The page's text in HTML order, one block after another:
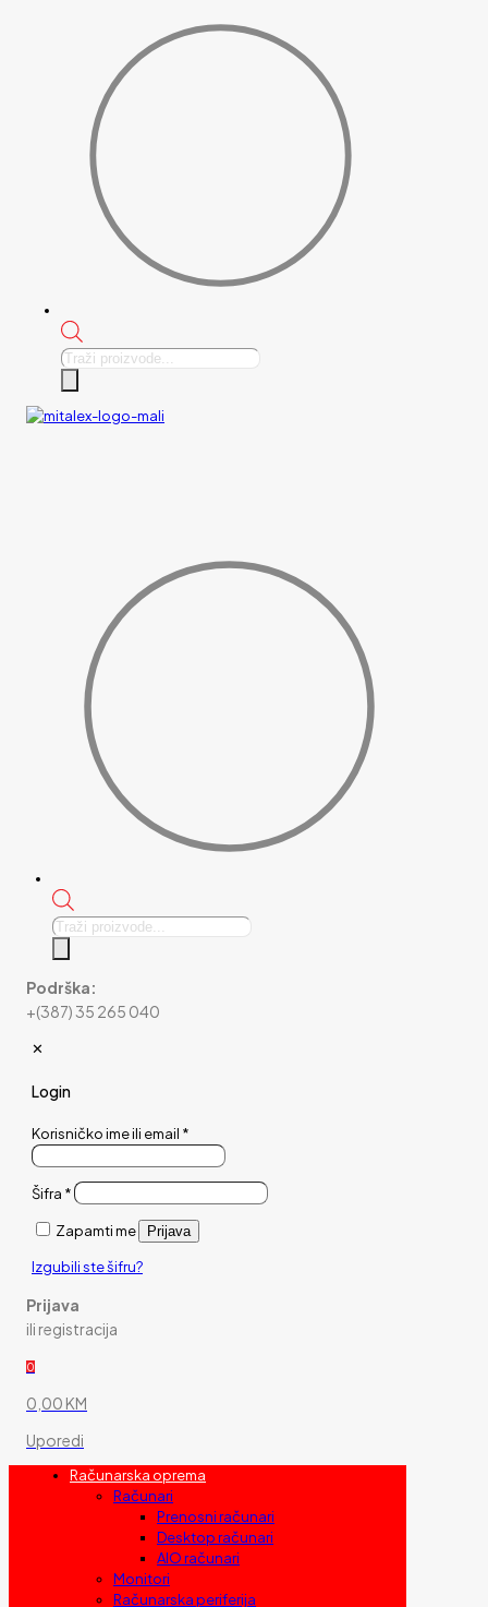
Products
Products
Podrška:
+(387) 35 265 040
✕
Login
Korisničko ime ili email *
Šifra *
Zapamti me Prijava
Izgubili ste šifru?
Prijava
ili registracija
0
0,00 KM
Uporedi
Računarska oprema
Računari
Prenosni računari
Desktop računari
AIO računari
Monitori
Računarska periferija